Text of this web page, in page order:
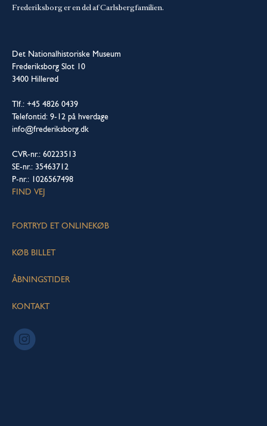
Frederiksborg er en del af Carlsbergfamilien.
Det Nationalhistoriske Museum
Frederiksborg Slot 10
3400 Hillerød
Tlf.: +45 4826 0439
Telefontid: 9-12 på hverdage
info@frederiksborg.dk
CVR-nr.: 60223513
SE-nr.: 35463712
P-nr.: 1026567498
FIND VEJ
FORTRYD ET ONLINEKØB
KØB BILLET
ÅBNINGSTIDER
KONTAKT